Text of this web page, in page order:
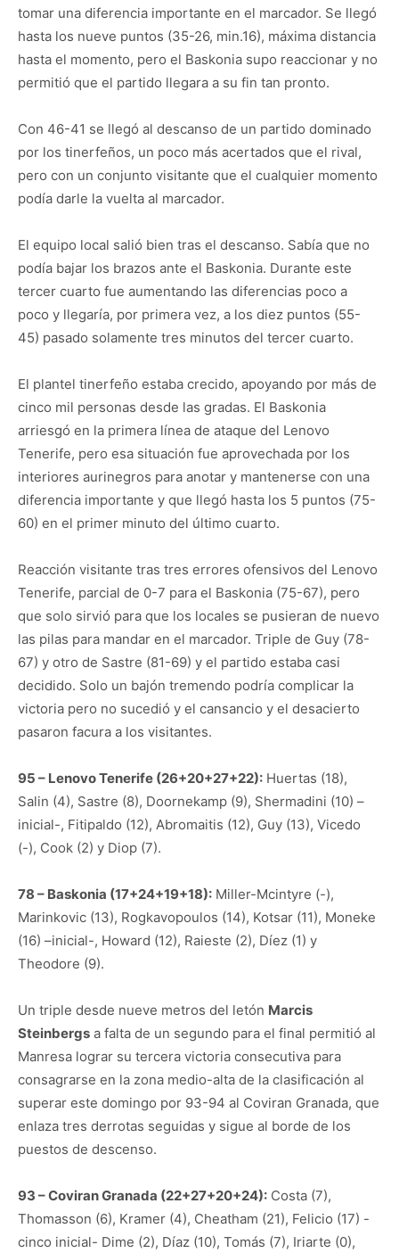
tomar una diferencia importante en el marcador. Se llegó
hasta los nueve puntos (35-26, min.16), máxima distancia
hasta el momento, pero el Baskonia supo reaccionar y no
permitió que el partido llegara a su fin tan pronto.
Con 46-41 se llegó al descanso de un partido dominado
por los tinerfeños, un poco más acertados que el rival,
pero con un conjunto visitante que el cualquier momento
podía darle la vuelta al marcador.
El equipo local salió bien tras el descanso. Sabía que no
podía bajar los brazos ante el Baskonia. Durante este
tercer cuarto fue aumentando las diferencias poco a
poco y llegaría, por primera vez, a los diez puntos (55-
45) pasado solamente tres minutos del tercer cuarto.
El plantel tinerfeño estaba crecido, apoyando por más de
cinco mil personas desde las gradas. El Baskonia
arriesgó en la primera línea de ataque del Lenovo
Tenerife, pero esa situación fue aprovechada por los
interiores aurinegros para anotar y mantenerse con una
diferencia importante y que llegó hasta los 5 puntos (75-
60) en el primer minuto del último cuarto.
Reacción visitante tras tres errores ofensivos del Lenovo
Tenerife, parcial de 0-7 para el Baskonia (75-67), pero
que solo sirvió para que los locales se pusieran de nuevo
las pilas para mandar en el marcador. Triple de Guy (78-
67) y otro de Sastre (81-69) y el partido estaba casi
decidido. Solo un bajón tremendo podría complicar la
victoria pero no sucedió y el cansancio y el desacierto
pasaron facura a los visitantes.
95 – Lenovo Tenerife (26+20+27+22): Huertas (18),
Salin (4), Sastre (8), Doornekamp (9), Shermadini (10) –
inicial-, Fitipaldo (12), Abromaitis (12), Guy (13), Vicedo
(-), Cook (2) y Diop (7).
78 – Baskonia (17+24+19+18): Miller-Mcintyre (-),
Marinkovic (13), Rogkavopoulos (14), Kotsar (11), Moneke
(16) –inicial-, Howard (12), Raieste (2), Díez (1) y
Theodore (9).
Un triple desde nueve metros del letón Marcis
Steinbergs a falta de un segundo para el final permitió al
Manresa lograr su tercera victoria consecutiva para
consagrarse en la zona medio-alta de la clasificación al
superar este domingo por 93-94 al Coviran Granada, que
enlaza tres derrotas seguidas y sigue al borde de los
puestos de descenso.
93 – Coviran Granada (22+27+20+24): Costa (7),
Thomasson (6), Kramer (4), Cheatham (21), Felicio (17) -
cinco inicial- Dime (2), Díaz (10), Tomás (7), Iriarte (0),